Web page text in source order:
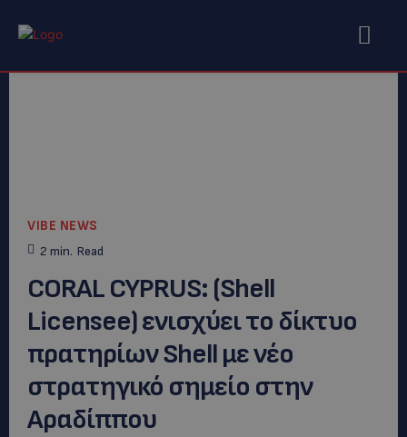
VIBE NEWS
2 min. Read
CORAL CYPRUS: (Shell
Licensee) ενισχύει το δίκτυο
πρατηρίων Shell με νέο
στρατηγικό σημείο στην
Αραδίππου